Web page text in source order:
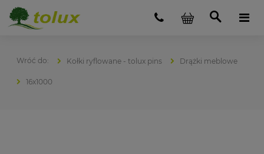
Kołki ryflowane - tolux pins Drążki meblowe
16x1000